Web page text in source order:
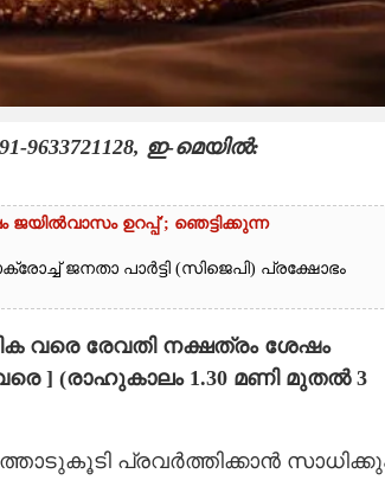
9633721128, ഇ-മെയിൽ:
ഉറപ്പ്'; ഞെട്ടിക്കുന്ന
ജനതാ പാർട്ടി (സിജെപി) പ്രക്ഷോഭം
വരെ രേവതി നക്ഷത്രം ശേഷം
] (രാഹുകാലം 1.30 മണി മുതൽ 3
പ്രവര്‍ത്തിക്കാന്‍